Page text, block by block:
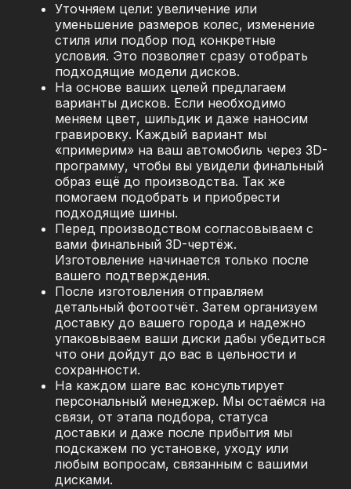
Уточняем цели: увеличение или
уменьшение размеров колес, изменение
стиля или подбор под конкретные
условия. Это позволяет сразу отобрать
подходящие модели дисков.
На основе ваших целей предлагаем
варианты дисков. Если необходимо
меняем цвет, шильдик и даже наносим
гравировку. Каждый вариант мы
«примерим» на ваш автомобиль через 3D-
программу, чтобы вы увидели финальный
образ ещё до производства. Так же
помогаем подобрать и приобрести
подходящие шины.
Перед производством согласовываем с
вами финальный 3D-чертёж.
Изготовление начинается только после
вашего подтверждения.
После изготовления отправляем
детальный фотоотчёт. Затем организуем
доставку до вашего города и надежно
упаковываем ваши диски дабы убедиться
что они дойдут до вас в цельности и
сохранности.
На каждом шаге вас консультирует
персональный менеджер. Мы остаёмся на
связи, от этапа подбора, статуса
доставки и даже после прибытия мы
подскажем по установке, уходу или
любым вопросам, связанным с вашими
дисками.